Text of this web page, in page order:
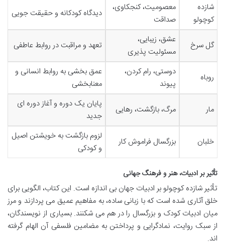
شازده
کوچولو
معصومیت، کنجکاوی،
صداقت
دیدگاه کودکانه و حقیقت جویی
گل سرخ
عشق، زیبایی،
مسئولیت پذیری
تعهد و مراقبت در روابط عاطفی
روباه
دوستی، رام کردن،
پیوند
عمق بخشی به روابط انسانی و
معنابخشی
مار مرگ، بازگشت، رهایی
پایان یک دوره و آغاز دوره ای
جدید
خلبان بزرگسال فراموش کار
لزوم بازگشت به خویشتن اصیل
و کودکی
تأثیر بر ادبیات، هنر و فرهنگ جهانی
تأثیر شازده کوچولو بر ادبیات جهان بی اندازه است. این کتاب، الگویی برای
خلق آثاری شده است که با زبانی ساده، به مفاهیم عمیق می پردازند و مرز
میان ادبیات کودک و بزرگسال را در هم می شکنند. بسیاری از نویسندگان،
از سبک روایت، نمادگرایی و پرداختن به مضامین فلسفی آن الهام گرفته
اند.